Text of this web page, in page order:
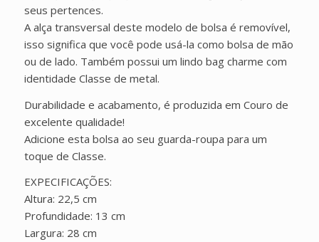
seus pertences.
A alça transversal deste modelo de bolsa é removível,
isso significa que você pode usá-la como bolsa de mão
ou de lado. Também possui um lindo bag charme com
identidade Classe de metal.
Durabilidade e acabamento, é produzida em Couro de
excelente qualidade!
Adicione esta bolsa ao seu guarda-roupa para um
toque de Classe.
EXPECIFICAÇÕES:
Altura: 22,5 cm
Profundidade: 13 cm
Largura: 28 cm